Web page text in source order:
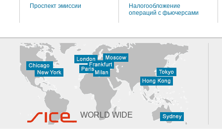
Проспект эмиссии
Налогообложение
операций с фьючерсами
WORLD WIDE